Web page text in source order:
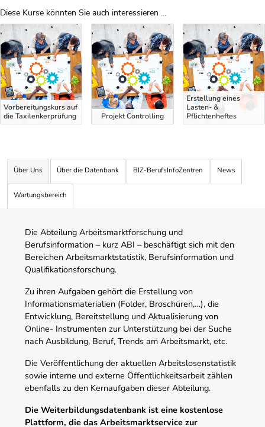
Diese Kurse könnten Sie auch interessieren ...
Uber Weiterbildungsvorschläge
Vorbereitungskurs auf
die Taxilenkerprüfung
Projekt Controlling
Erstellung eines
Lasten- &
Pflichtenheftes
Über Uns Über die Datenbank BIZ-BerufsInfoZentren News
Wartungsbereich
Die Abteilung Arbeitsmarktforschung und
Berufsinformation – kurz ABI – beschäftigt sich mit den
Bereichen Arbeitsmarktstatistik, Berufsinformation und
Qualifikationsforschung.
Zu ihren Aufgaben gehört die Erstellung von
Informationsmaterialien (Folder, Broschüren,…), die
Entwicklung, Bereitstellung und Aktualisierung von
Online- Instrumenten zur Unterstützung bei der Suche
nach Ausbildung, Beruf, Trends am Arbeitsmarkt, etc.
Die Veröffentlichung der aktuellen Arbeitslosenstatistik
sowie interne und externe Öffentlichkeitsarbeit zählen
ebenfalls zu den Kernaufgaben dieser Abteilung.
Die Weiterbildungsdatenbank ist eine kostenlose
Plattform, die das Arbeitsmarktservice zur